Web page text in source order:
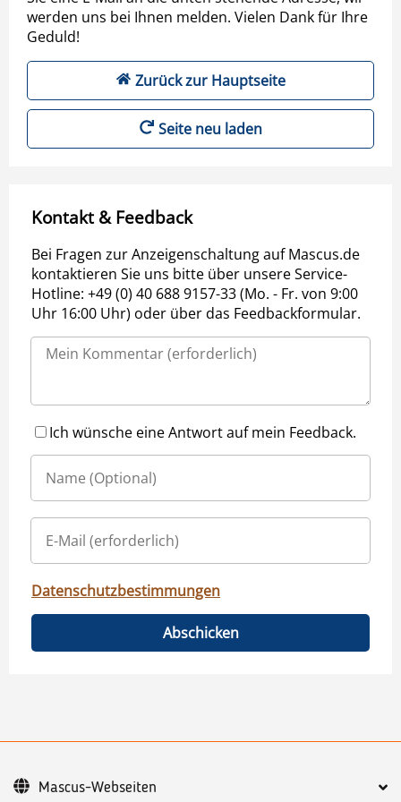
werden uns bei Ihnen melden. Vielen Dank für Ihre
Geduld!
Zurück zur Hauptseite
Seite neu laden
Kontakt & Feedback
Bei Fragen zur Anzeigenschaltung auf Mascus.de
kontaktieren Sie uns bitte über unsere Service-
Hotline: +49 (0) 40 688 9157-33 (Mo. - Fr. von 9:00
Uhr 16:00 Uhr) oder über das Feedbackformular.
Ich wünsche eine Antwort auf mein Feedback.
Datenschutzbestimmungen
Abschicken
Mascus-Webseiten